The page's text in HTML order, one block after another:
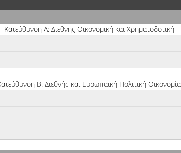
Κατεύθυνση Α: Διεθνής Οικονομική και Χρηματοδοτική
Β: Διεθνής και Ευρωπαϊκή Πολιτική Οικονομία